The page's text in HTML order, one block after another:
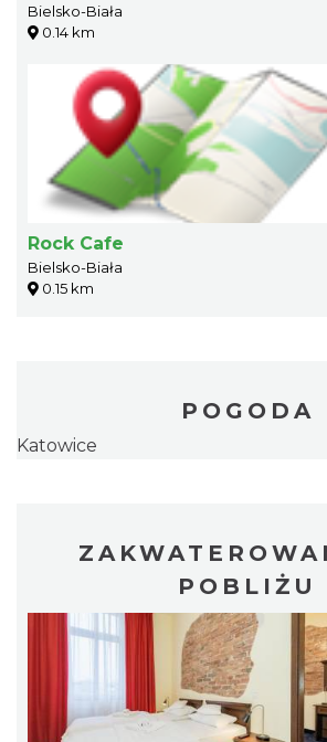
Bielsko-Biała
0.14 km
Rock Cafe
Bielsko-Biała
0.15 km
POGODA
Katowice
POBLIŻU